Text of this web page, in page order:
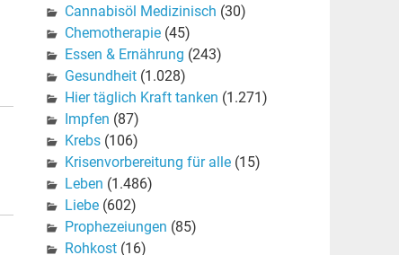
Cannabisöl Medizinisch (30)
Chemotherapie(45)
Essen & Ernährung (243)
Gesundheit(1.028)
Hier täglich Kraft tanken (1.271)
Impfen (87)
Krebs(106)
Krisenvorbereitung für alle(15)
Leben (1.486)
Liebe(602)
Prophezeiungen (85)
Rohkost(16)